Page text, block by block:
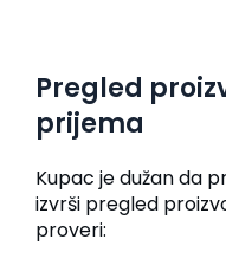
Pregled
prijema
Kupac je dužan da
izvrši pregled
proveri: